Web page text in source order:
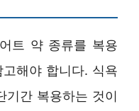
트 약 종류를 복용
해야 합니다. 식욕
기간 복용하는 것이